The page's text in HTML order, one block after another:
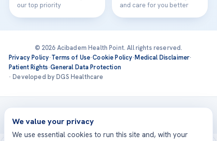
our top priority
and care for you better
© 2026 Acibadem Health Point. All rights reserved.
Privacy Policy·Terms of Use·Cookie Policy·Medical Disclaimer·
Patient Rights·General Data Protection
· Developed by DGS Healthcare
Treatments are delivered at our JCI-accredited hospitals —
Acıbadem International
We value your privacy
We use essential cookies to run this site and, with your